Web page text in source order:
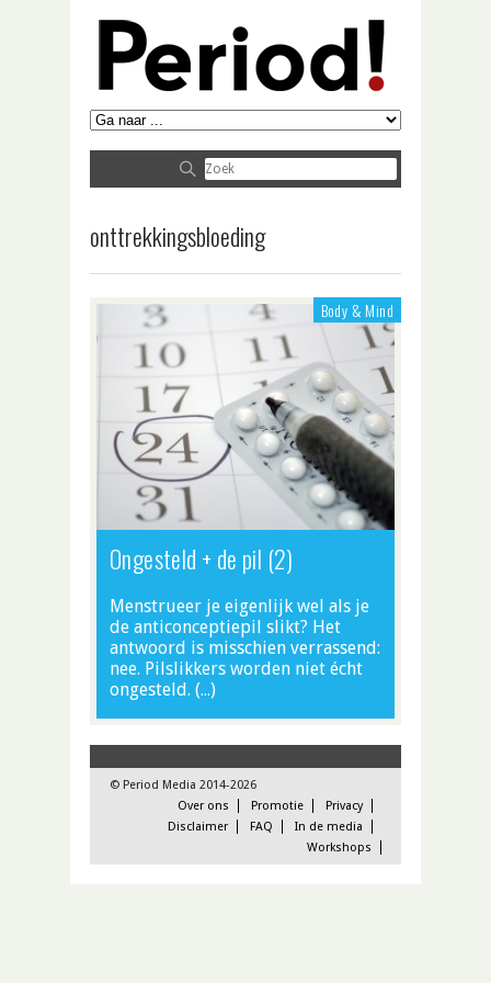
onttrekkingsbloeding
Body & Mind
Ongesteld + de pil (2)
Menstrueer je eigenlijk wel als je
de anticonceptiepil slikt? Het
antwoord is misschien verrassend:
nee. Pilslikkers worden niet écht
ongesteld. (…)
© Period Media 2014-2026
Over ons
Promotie
Privacy
Disclaimer
FAQ
In de media
Workshops